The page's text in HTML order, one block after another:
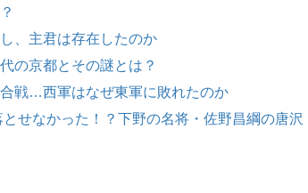
、主君は存在したのか
の京都とその謎とは？
戦…西軍はなぜ東軍に敗れたのか
せなかった！？下野の名将・佐野昌綱の唐沢